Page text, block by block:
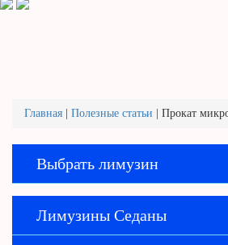
Главная Полезные статьи Прокат
Выбрать лимузин
Лимузины Седаны